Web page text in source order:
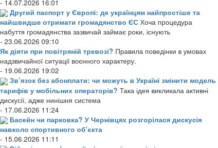
- 14.07.2026 16:01
Другий паспорт у Європі: де українцям найпростіше та
найшвидше отримати громадянство ЄС Хоча процедура
набуття громадянства зазвичай займає роки, існують
- 23.06.2026 09:10
Як діяти при повітряній тревозі? Правила поведінки в умовах
надзвичайної ситуації воєнного характеру.
- 19.06.2026 19:02
Зв’язок без абонплати: чи можуть в Україні змінити модель
тарифів у мобільних операторів? Така ідея викликала активні
дискусії, адже нинішня система
- 17.06.2026 11:24
Басейн чи парковка? У Чернівцях розгорілася дискусія
навколо спортивного об’єкта
- 15.06.2026 11:11